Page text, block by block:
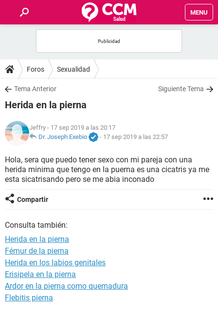
MENU
FOROS
SALUD
NUTRICIÓN
BIENESTAR
Foros Sexualidad
Tema Anterior Siguiente Tema
Herida en la pierna
Jeffry - 17 sep 2019 a las 20:17
Dr. Joseph Exebio
- 17 sep 2019 a las 22:57
Hola, sera que puedo tener sexo con mi pareja con una
herida minima que tengo en la puerna es una cicatris ya me
esta sicatrisando pero se me abia inconado
Compartir
Consulta también:
Herida en la pierna
Fémur de la pierna
Herida en los labios genitales
Erisipela en la pierna
Ardor en la pierna como quemadura
Flebitis pierna